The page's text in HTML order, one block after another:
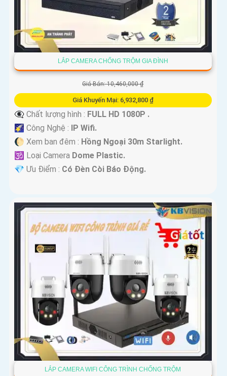
LẮP CAMERA CHỐNG TRỘM GIA ĐÌNH
Giá Bán: 10,460,000 ₫
Giá Khuyến Mại: 6,932,800 ₫
👁️‍🗨 Chất lượng hình : FULL HD 1080P .
🌠 Công Nghệ :
IP Wifi.
🌔 Xem ban đêm : Hồng Ngoại 30m Starlight.
🕉️ Loại Camera Dome Plastic.
️💎 Ưu Điểm : Có Ðèn Còi Báo Động.
LẮP CAMERA WIFI CÔNG TRÌNH CHỐNG TRỘM